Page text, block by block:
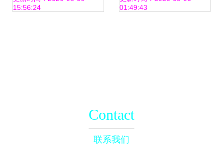
15:56:24
01:49:43
Contact
联系我们